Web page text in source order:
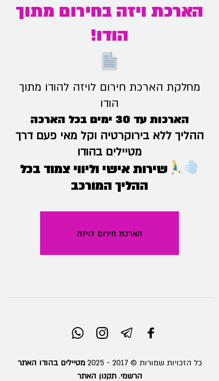
הארכת ויזה בחירום מתוך
הודו!
מחלקת הארכת חירום לויזה להודו מתוך
הודו
הארכות עד 30 ימים בכל הארכה
ההליך ללא בירוקרטיה וקל מאי פעם דרך
מטיילים בהודו
שירות אישי וליווי צמוד בכל
ההליך המורכב
הארכת חירום לויזה
כל הזכויות שמורות © 2017 - 2025
מטיילים בהודו האתר
הרשמי.תקנון האתר